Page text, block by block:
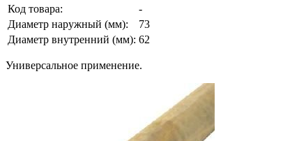
Код товара:
-
Диаметр наружный (мм):
73
Диаметр внутренний (мм): 62
Универсальное применение.